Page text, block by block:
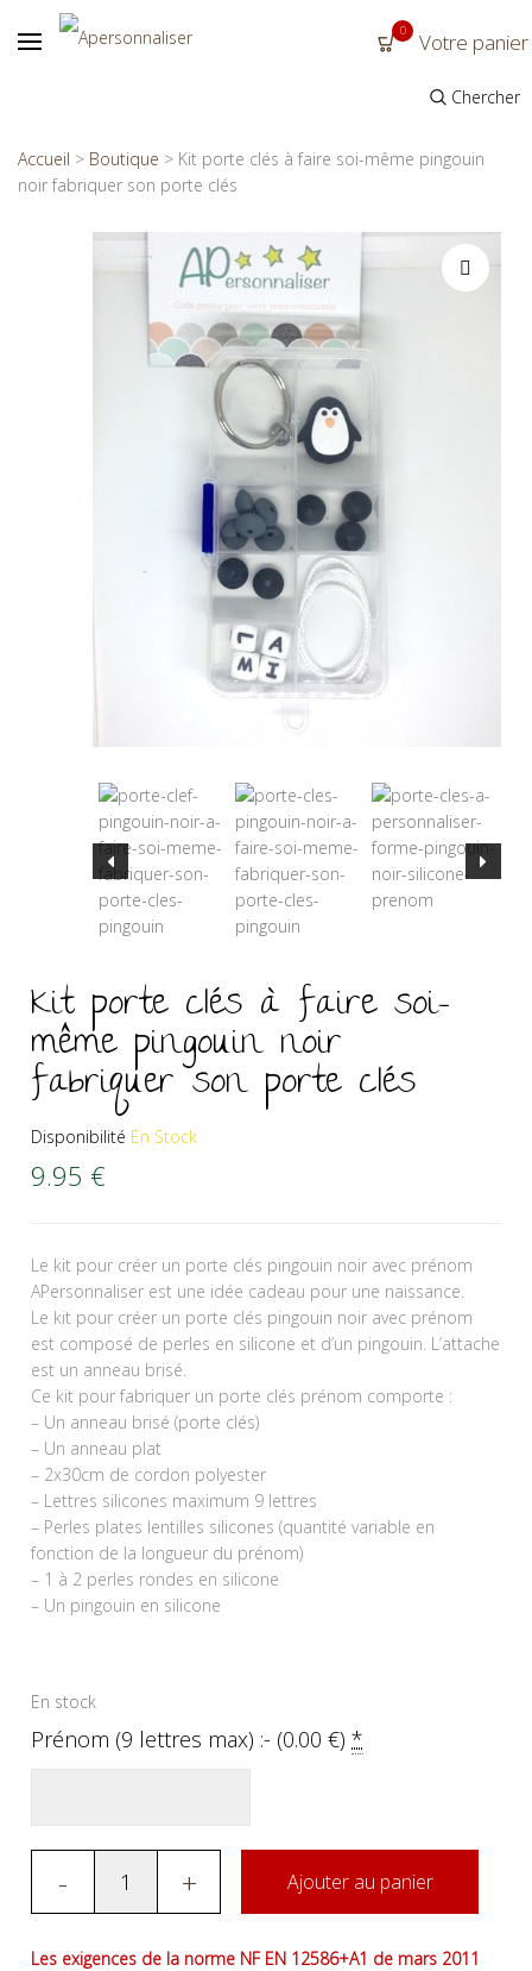
0 Votre panier
Chercher
Accueil > Boutique > Kit porte clés à faire soi-même pingouin
noir fabriquer son porte clés
Kit porte clés à faire soi-
même pingouin noir
fabriquer son porte clés
Disponibilité En Stock
9.95 €
Le kit pour créer un porte clés pingouin noir avec prénom
APersonnaliser est une idée cadeau pour une naissance.
Le kit pour créer un porte clés pingouin noir avec prénom
est composé de perles en silicone et d’un pingouin. L’attache
est un anneau brisé.
Ce kit pour fabriquer un porte clés prénom comporte :
– Un anneau brisé (porte clés)
– Un anneau plat
– 2x30cm de cordon polyester
– Lettres silicones maximum 9 lettres
– Perles plates lentilles silicones (quantité variable en
fonction de la longueur du prénom)
– 1 à 2 perles rondes en silicone
– Un pingouin en silicone
En stock
Prénom (9 lettres max) :- (0.00€)*
- + Ajouter au panier
Les exigences de la norme NF EN 12586+A1 de mars 2011